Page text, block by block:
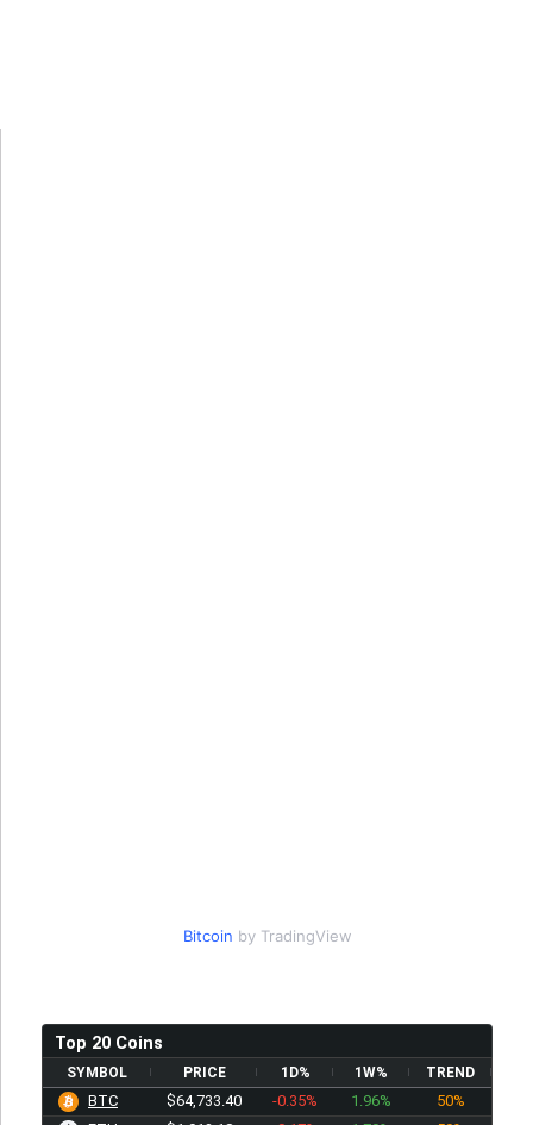
Bitcoin by TradingView
Top 20 Coins
SYMBOL PRICE 1D% 1W% TREND
BTC $64,733.40 -0.35% 1.96%
50%